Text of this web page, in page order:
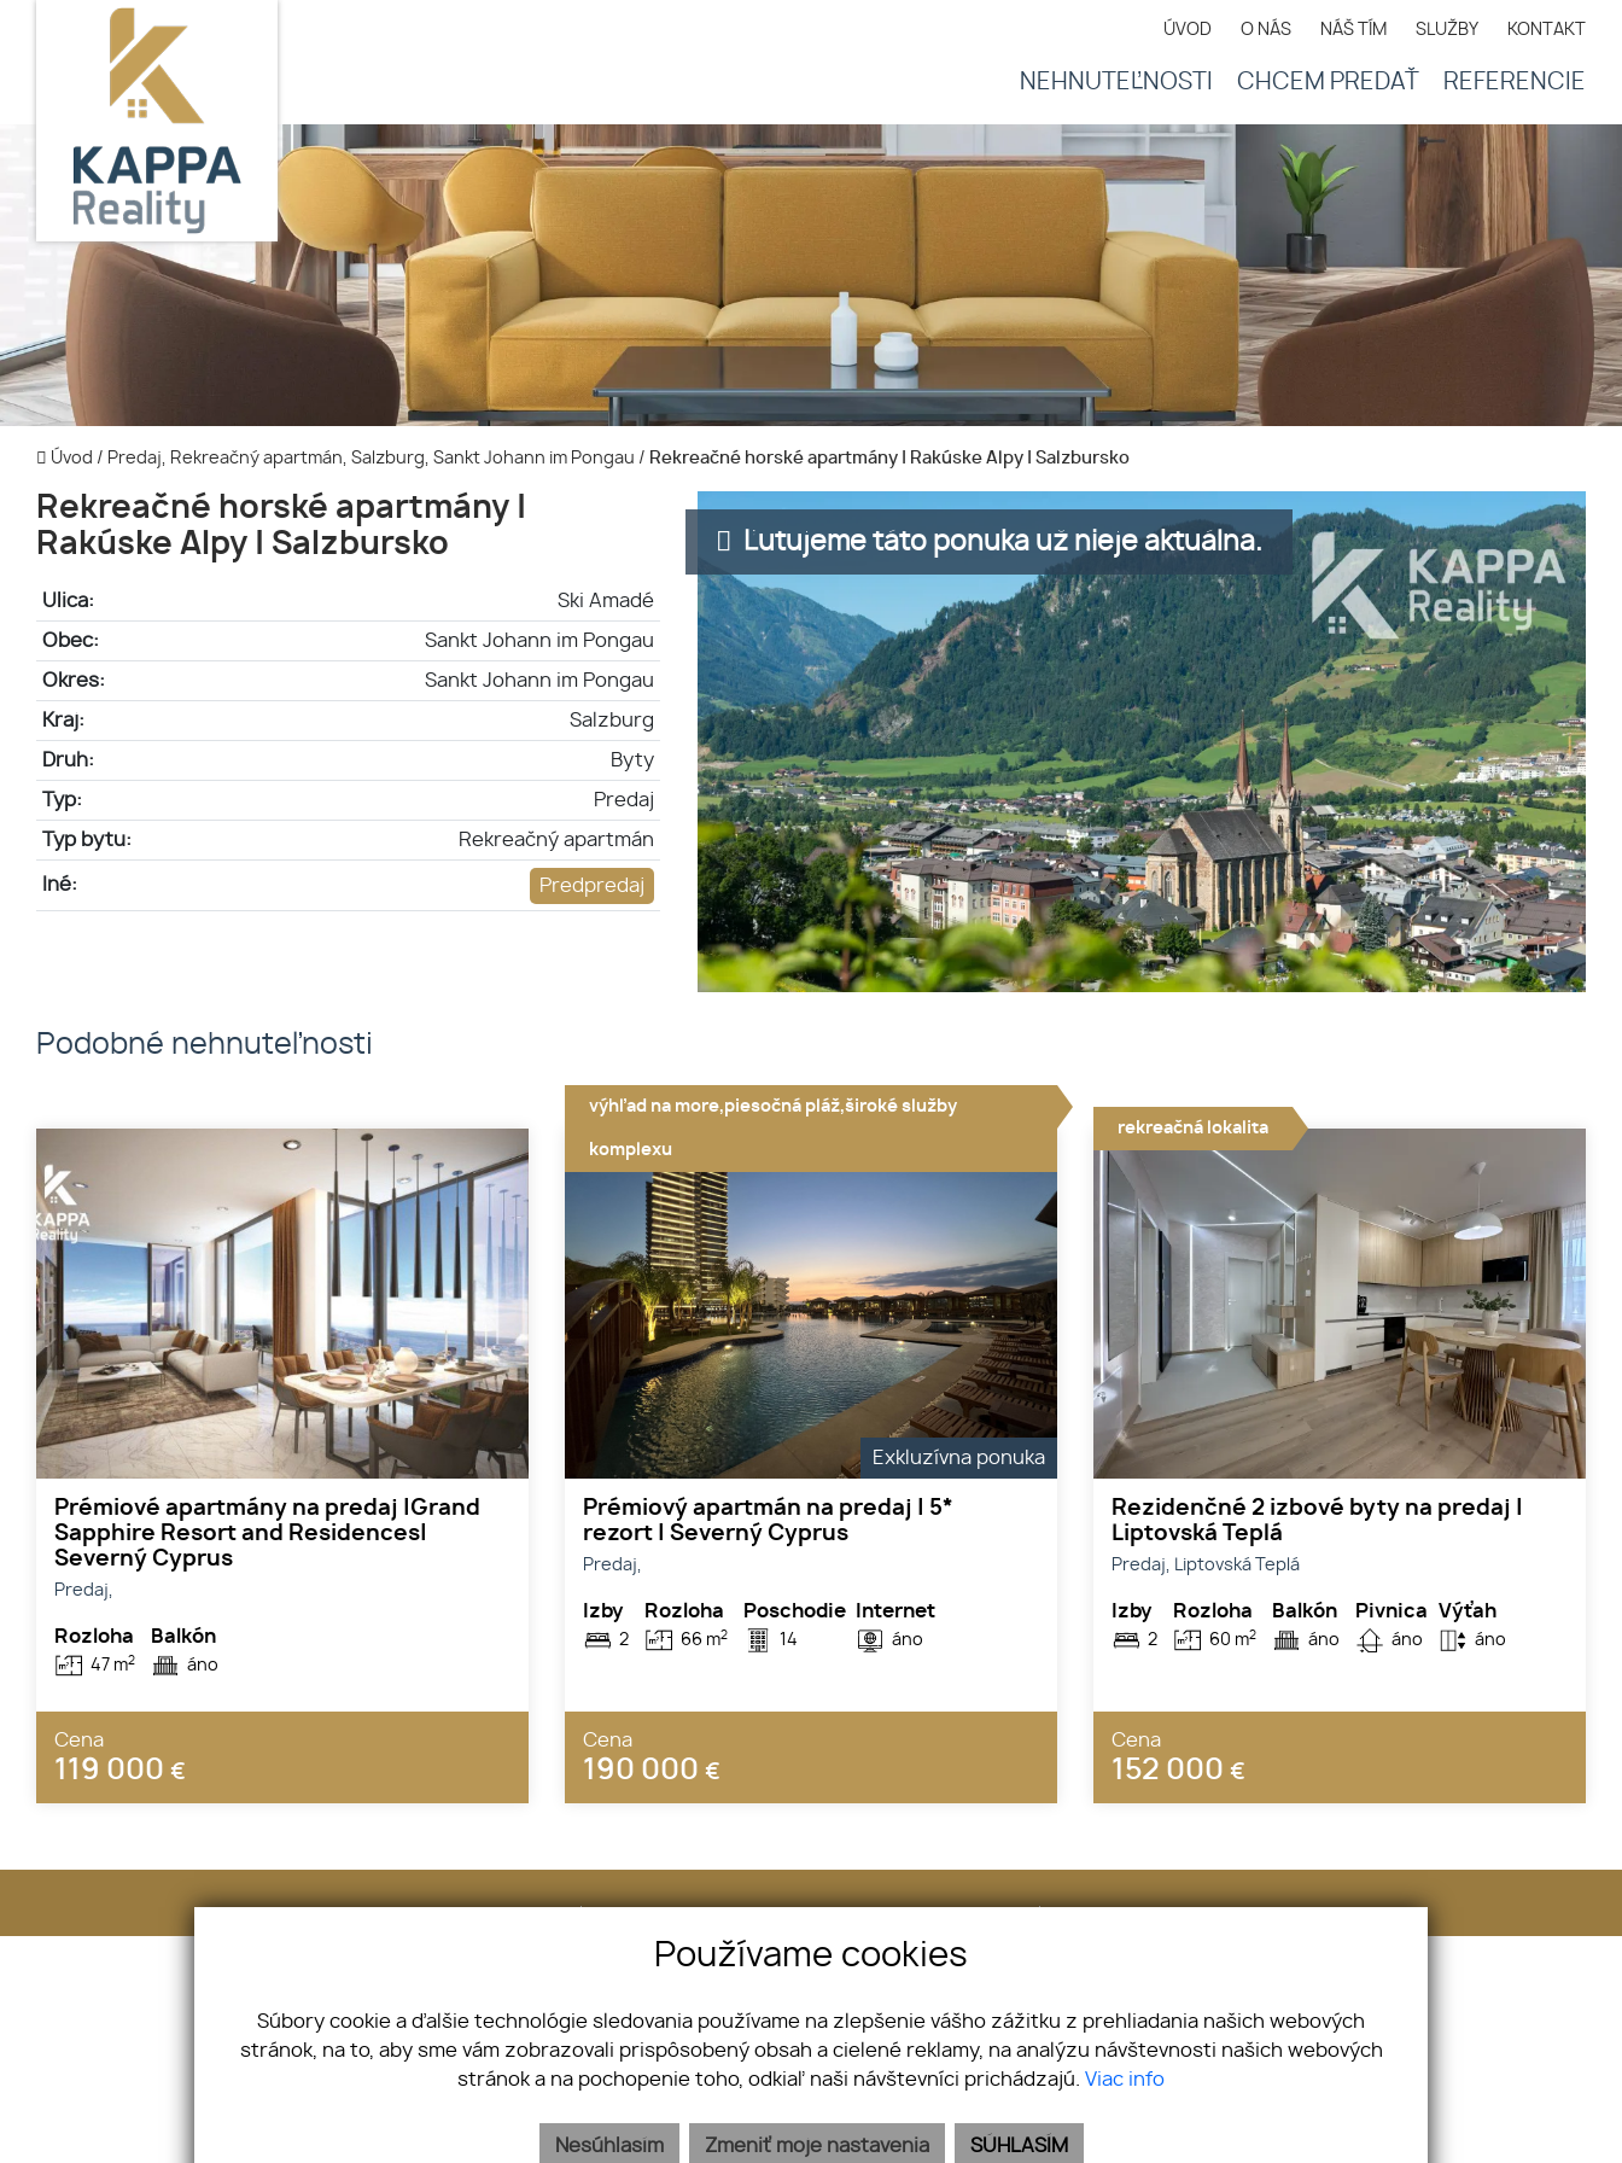
ÚVOD O NÁS NÁŠ TÍM SLUŽBY KONTAKT
NEHNUTEĽNOSTI CHCEM PREDAŤ REFERENCIE
Úvod / Predaj, Rekreačný apartmán, Salzburg, Sankt Johann im Pongau / Rekreačné horské apartmány | Rakúske Alpy | Salzbursko
Rekreačné horské apartmány |
Rakúske Alpy | Salzbursko
Ulica: Ski Amadé
Obec: Sankt Johann im Pongau
Okres: Sankt Johann im Pongau
Kraj: Salzburg
Druh: Byty
Typ: Predaj
Typ bytu: Rekreačný apartmán
Iné: Predpredaj
Ľutujeme táto ponuka už nieje aktuálna.
Podobné nehnuteľnosti
Prémiové apartmány na predaj |Grand
Sapphire Resort and Residences|
Severný Cyprus
Predaj,
Rozloha
47 m2
Balkón
áno
Cena
119 000 €
Exkluzívna ponuka
Prémiový apartmán na predaj | 5*
rezort | Severný Cyprus
Predaj,
Izby
2
Rozloha
66 m2
Poschodie
14
Internet
áno
Cena
190 000 €
výhľad na more,piesočná pláž,široké služby
komplexu
Rezidenčné 2 izbové byty na predaj |
Liptovská Teplá
Predaj, Liptovská Teplá
Izby
2
Rozloha
60 m2
Balkón
áno
Pivnica
áno
Výťah
áno
Cena
152 000 €
rekreačná lokalita
+421 915 788 123
Chcem predať
GDPR
Používame cookies
Súbory cookie a ďalšie technológie sledovania používame na zlepšenie vášho zážitku z prehliadania našich webových
stránok, na to, aby sme vám zobrazovali prispôsobený obsah a cielené reklamy, na analýzu návštevnosti našich webových
stránok a na pochopenie toho, odkiaľ naši návštevníci prichádzajú. Viac info
SÚHLASÍM
Nesúhlasím Zmeniť moje nastavenia